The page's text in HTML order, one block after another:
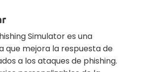
Simulator es una
que mejora la respuesta de
a los ataques de phishing.